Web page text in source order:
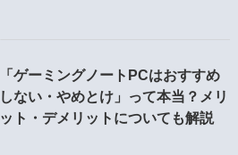
「ゲーミングノートPCはおすすめ
しない・やめとけ」って本当？メリ
ット・デメリットについても解説